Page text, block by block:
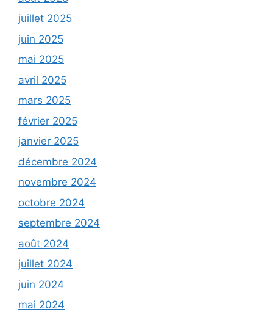
juillet 2025
juin 2025
mai 2025
avril 2025
mars 2025
février 2025
janvier 2025
décembre 2024
novembre 2024
octobre 2024
septembre 2024
août 2024
juillet 2024
juin 2024
mai 2024